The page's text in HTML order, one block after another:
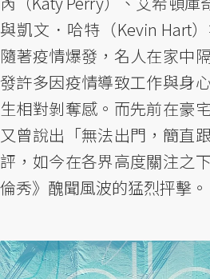
與凱文．哈特（Kevin Hart
隨著疫情爆發，名人在家中
發許多因疫情導致工作與身
生相對剝奪感。而先前在豪
又曾說出「無法出門，簡直
評，如今在各界高度關注之
倫秀》醜聞風波的猛烈抨擊。